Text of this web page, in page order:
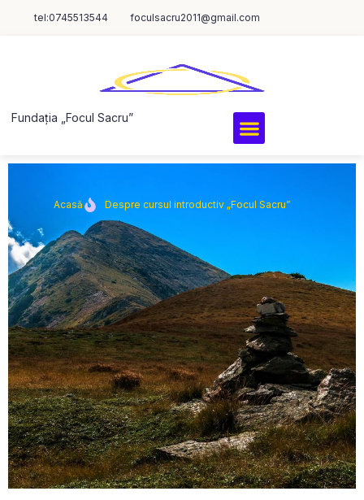
tel:0745513544 foculsacru2011@gmail.com
Fundația „Focul Sacru”
Acasă Despre cursul introductiv „Focul Sacru”